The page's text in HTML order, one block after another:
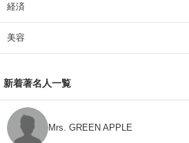
経済
美容
新着著名人一覧
Mrs. GREEN APPLE